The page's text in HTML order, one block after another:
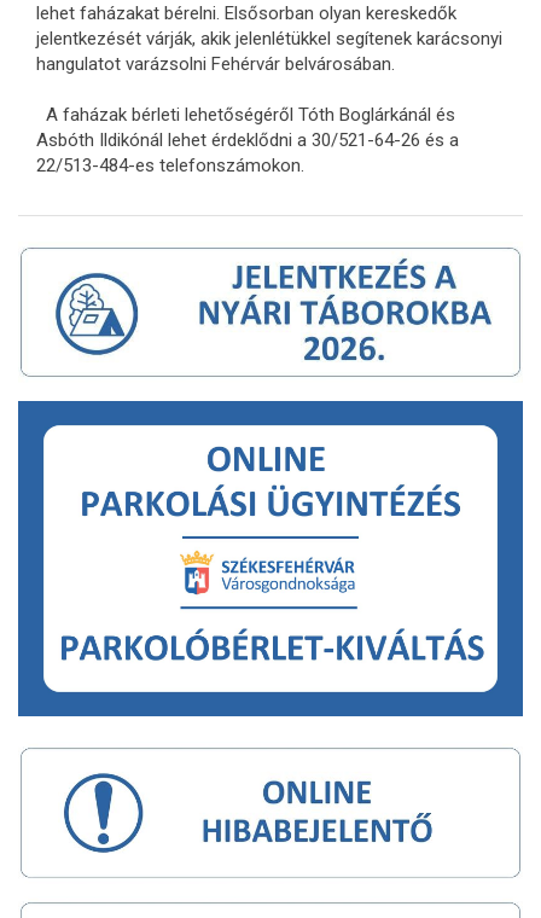
lehet faházakat bérelni. Elsősorban olyan kereskedők
jelentkezését várják, akik jelenlétükkel segítenek karácsonyi
hangulatot varázsolni Fehérvár belvárosában.
A faházak bérleti lehetőségéről Tóth Boglárkánál és
Asbóth Ildikónál lehet érdeklődni a 30/521-64-26 és a
22/513-484-es telefonszámokon.